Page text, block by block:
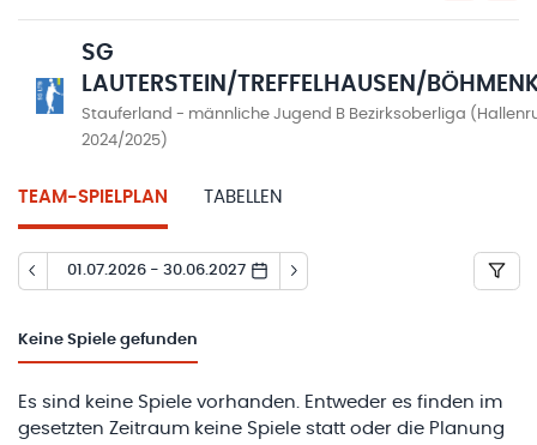
SG
LAUTERSTEIN/TREFFELHAUSEN/
Stauferland - männliche Jugend B Bezirksoberliga
2024/2025)
TEAM-SPIELPLAN TABELLEN
01.07.2026 - 30.06.2027
Keine Spiele gefunden
Es sind keine Spiele vorhanden. Entweder es finden im
gesetzten Zeitraum keine Spiele statt oder die Planung